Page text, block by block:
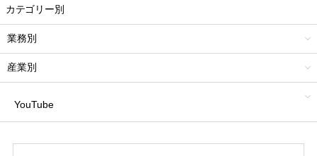
カテゴリー別
業務別
産業別
YouTube